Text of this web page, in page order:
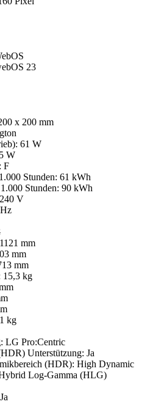
23
x 200 mm
61 W
W
F
Stunden: 61 kWh
Stunden: 90 kWh
V
mm
mm
mm
15,3 kg
kg
LG Pro:Centric
Unterstützung: Ja
(HDR): High Dynamic
Log-Gamma (HLG)